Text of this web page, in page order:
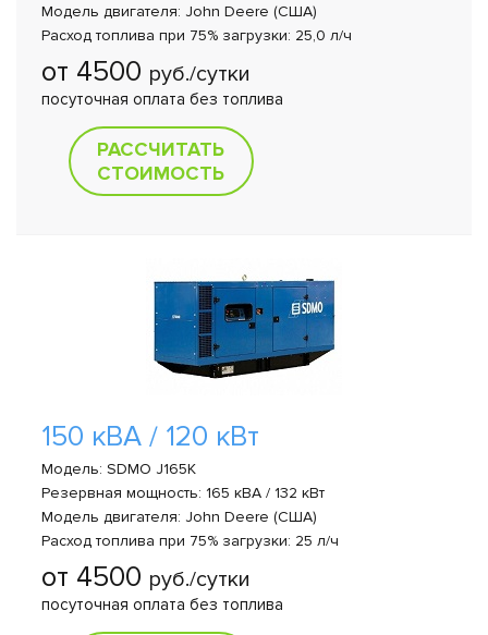
Модель двигателя: John Deere (США)
Расход топлива при 75% загрузки: 25,0 л/ч
от 4500 руб./сутки
посуточная оплата без топлива
РАССЧИТАТЬ
СТОИМОСТЬ
150 кВА / 120 кВт
Модель: SDMO J165K
Резервная мощность: 165 кВА / 132 кВт
Модель двигателя: John Deere (США)
Расход топлива при 75% загрузки: 25 л/ч
от 4500 руб./сутки
посуточная оплата без топлива